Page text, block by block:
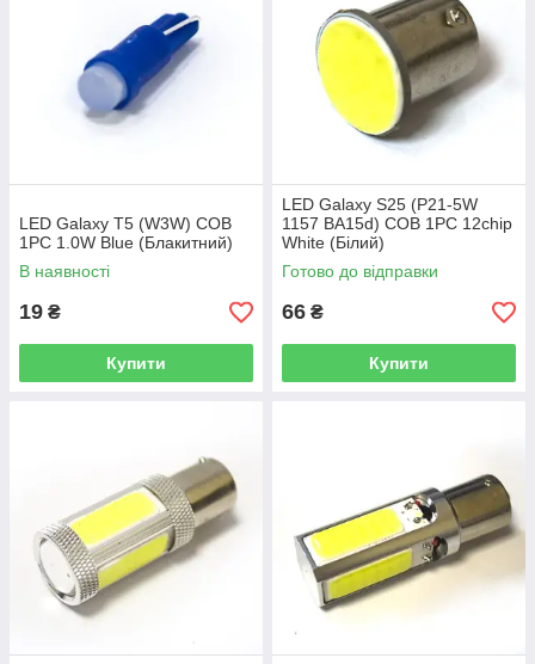
LED Galaxy T5 (W3W) COB
1PC 1.0W Blue (Блакитний)
В наявності
19 ₴
Купити
LED Galaxy S25 (P21-5W
1157 BA15d) COB 1PC 12chip
White (Білий)
Готово до відправки
66 ₴
Купити